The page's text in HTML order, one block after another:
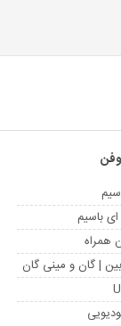
باسیم
همراه
| گان و مینی گان